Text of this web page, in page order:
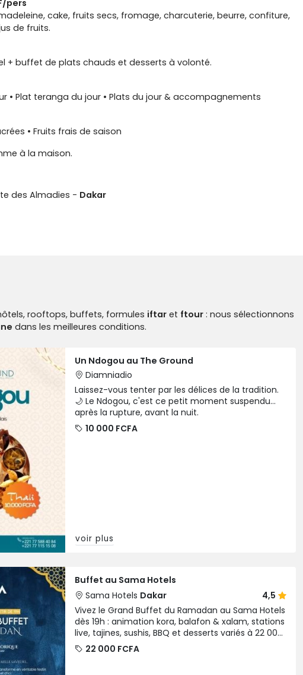
pers
cake, fruits secs, fromage, charcuterie, beurre, confiture,
de fruits.
+ buffet de plats chauds et desserts à volonté.
• Plat teranga du jour • Plats du jour & accompagnements
• Fruits frais de saison
à la maison.
des Almadies - Dakar
rooftops, buffets, formules iftar et ftour : nous sélectionnons
dans les meilleures conditions.
Un Ndogou au The Ground
Diamniadio
Laissez-vous tenter par les délices de la tradition.
🌙 Le Ndogou, c'est ce petit moment suspendu…
après la rupture, avant la nuit.
10 000 FCFA
voir plus
Buffet au Sama Hotels
Sama Hotels Dakar
4,5
Vivez le Grand Buffet du Ramadan au Sama Hotels
dès 19h : animation kora, balafon & xalam, stations
live, tajines, sushis, BBQ et desserts variés à 22 000
FCFA.22 000 FCFA